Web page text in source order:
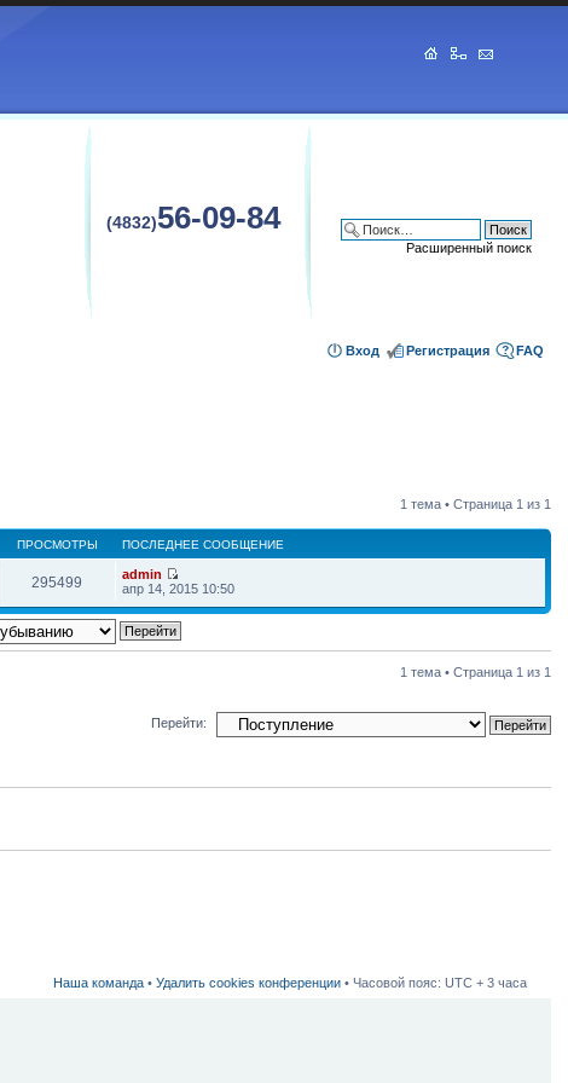
(4832)56-09-84
Расширенный поиск
FAQ
Регистрация
Вход
1 тема • Страница 1 из 1
ПРОСМОТРЫ ПОСЛЕДНЕЕ СООБЩЕНИЕ
295499
admin
апр 14, 2015 10:50
1 тема • Страница 1 из 1
Перейти:
Наша команда • Удалить cookies конференции • Часовой пояс: UTC + 3 часа